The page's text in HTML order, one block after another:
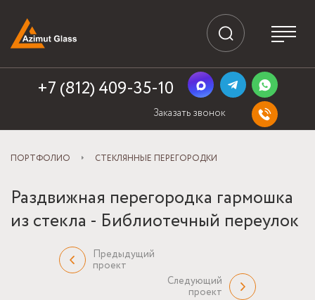
+7 (812) 409-35-10
Заказать звонок
ПОРТФОЛИО СТЕКЛЯННЫЕ ПЕРЕГОРОДКИ
Раздвижная перегородка гармошка
из стекла - Библиотечный переулок
Предыдущий
проект
Следующий
проект